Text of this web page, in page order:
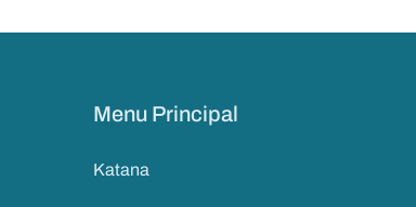
Menu Principal
Katana